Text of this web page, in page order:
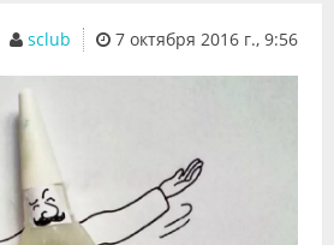
7 октября 2016 г., 9:56
sclub